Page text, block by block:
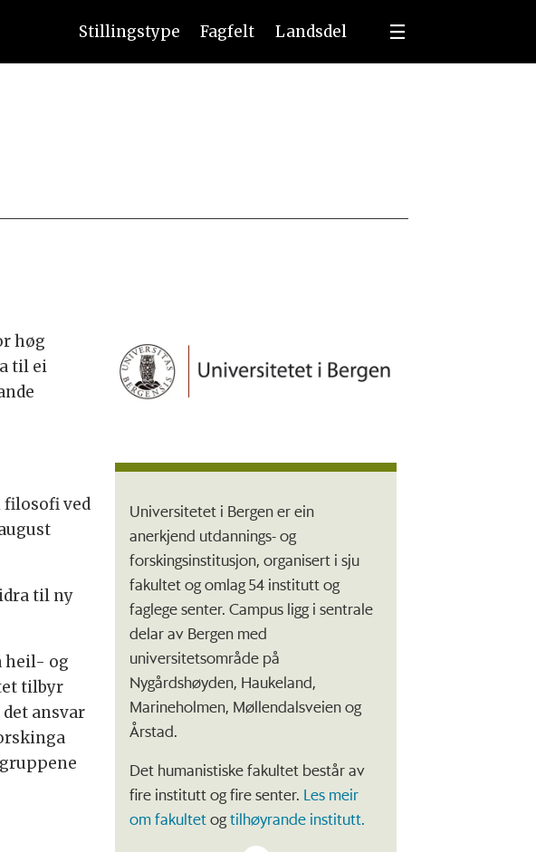
Stillingstype Fagfelt Landsdel
Universitetet i Bergen er ein
anerkjend utdannings- og
forskingsinstitusjon, organisert i sju
fakultet og omlag 54 institutt og
faglege senter. Campus ligg i sentrale
delar av Bergen med
universitetsområde på
Nygårdshøyden, Haukeland,
Marineholmen, Møllendalsveien og
Årstad.
Det humanistiske fakultet består av
fire institutt og fire senter. Les meir
om fakultetogtilhøyrande institutt.
høg
til ei
ved
til ny
heil- og
tilbyr
ansvar